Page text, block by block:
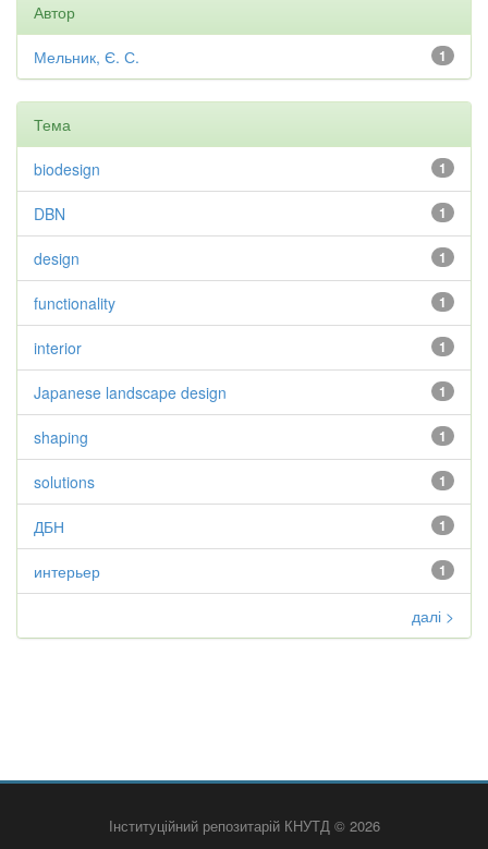
Автор
1
Мельник, Є. С.
Тема
1
biodesign
1
DBN
1
design
1
functionality
1
interior
1
Japanese landscape design
1
shaping
1
solutions
1
ДБН
1
интерьер
далі >
Інституційний репозитарій КНУТД © 2026